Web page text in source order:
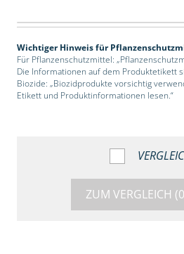
Wichtiger Hinweis für
Für Pflanzenschutzmittel:
Die Informationen auf dem Produktetikett
Biozide: „Biozidprodukte vorsichtig
Etikett und Produktinformationen lesen.“
ZUM VERGLEICH